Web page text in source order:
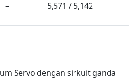
– 5,571 / 5,142
Servo dengan sirkuit ganda